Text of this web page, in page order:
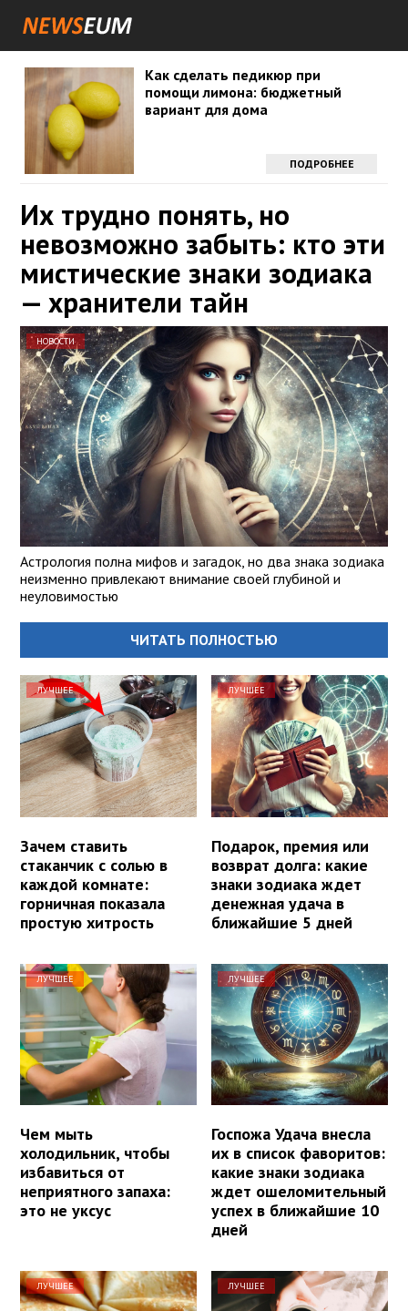
Как сделать педикюр при
помощи лимона: бюджетный
вариант для дома
ПОДРОБНЕЕ
Их трудно понять, но
невозможно забыть: кто эти
мистические знаки зодиака
— хранители тайн
НОВОСТИ
Астрология полна мифов и загадок, но два знака зодиака
неизменно привлекают внимание своей глубиной и
неуловимостью
ЧИТАТЬ ПОЛНОСТЬЮ
ЛУЧШЕЕ
Зачем ставить
стаканчик с солью в
каждой комнате:
горничная показала
простую хитрость
ЛУЧШЕЕ
Подарок, премия или
возврат долга: какие
знаки зодиака ждет
денежная удача в
ближайшие 5 дней
ЛУЧШЕЕ
Чем мыть
холодильник, чтобы
избавиться от
неприятного запаха:
это не уксус
ЛУЧШЕЕ
Госпожа Удача внесла
их в список фаворитов:
какие знаки зодиака
ждет ошеломительный
успех в ближайшие 10
дней
ЛУЧШЕЕ ЛУЧШЕЕ